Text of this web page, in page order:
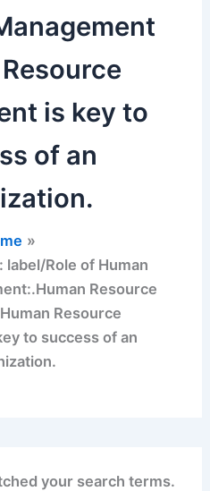
is key to
of an
Role of Human
Resource
Resource
to success of an
your search terms.